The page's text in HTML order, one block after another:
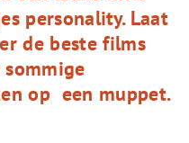
personality. Laat
de beste films
op een muppet.